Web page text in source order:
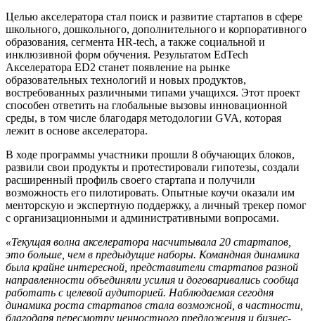
Целью акселератора стал поиск и развитие стартапов в сфере
школьного, дошкольного, дополнительного и корпоративного
образования, сегмента HR-tech, а также социальной и
инклюзивной форм обучения. Результатом EdTech
Акселератора ED2 станет появление на рынке
образовательных технологий и новых продуктов,
востребованных различными типами учащихся. Этот проект
способен ответить на глобальные вызовы инновационной
среды, в том числе благодаря методологии GVA, которая
лежит в основе акселератора.
В ходе программы участники прошли 8 обучающих блоков,
развили свои продукты и протестировали гипотезы, создали
расширенный профиль своего стартапа и получили
возможность его пилотировать. Опытные коучи оказали им
менторскую и экспертную поддержку, а личный трекер помог
с организационными и административными вопросами.
«Текущая волна акселератора насчитывала 20 стартапов,
это больше, чем в предыдущие наборы. Командная динамика
была крайне интересной, представители стартапов разной
направленности объединяли усилия и договаривались сообща
работать с целевой аудиторией. Наблюдаемая сегодня
динамика роста стартапов стала возможной, в частности,
благодаря пересмотру ценностного предложения и бизнес-